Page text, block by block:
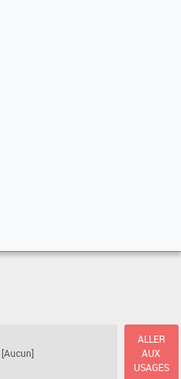
[Aucun]
ALLER
AUX
USAGES